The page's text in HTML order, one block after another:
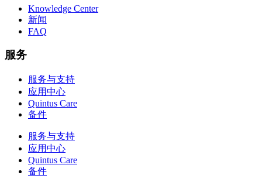
Knowledge Center
新闻
FAQ
服务
服务与支持
应用中心
Quintus Care
备件
服务与支持
应用中心
Quintus Care
备件